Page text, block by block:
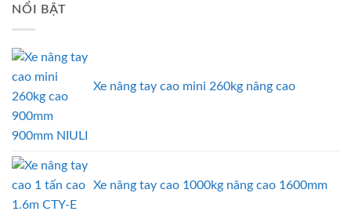
NỔI BẬT
Xe nâng tay cao mini 260kg nâng cao
900mm NIULI
Xe nâng tay cao 1000kg nâng cao 1600mm